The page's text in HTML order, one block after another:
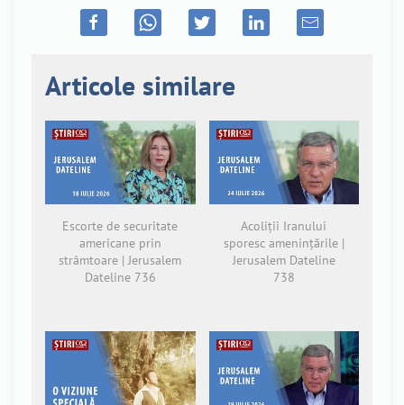
Articole similare
Escorte de securitate
americane prin
strâmtoare | Jerusalem
Dateline 736
Acoliții Iranului
sporesc amenințările |
Jerusalem Dateline
738